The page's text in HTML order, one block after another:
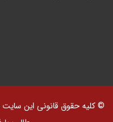
© کلیه حقوق قانونی این سایت